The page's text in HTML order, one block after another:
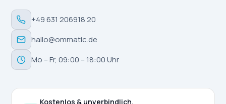
+49 631 206918 20
hallo@ommatic.de
Mo – Fr, 09:00 – 18:00 Uhr
Kostenlos & unverbindlich.